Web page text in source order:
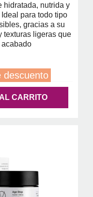
hidratada, nutrida y
para todo tipo
gracias a su
texturas ligeras que
acabado
descuento
CARRITO